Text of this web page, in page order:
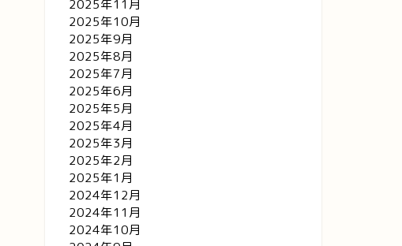
2025年11月
2025年10月
2025年9月
2025年8月
2025年7月
2025年6月
2025年5月
2025年4月
2025年3月
2025年2月
2025年1月
2024年12月
2024年11月
2024年10月